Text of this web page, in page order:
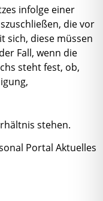
infolge einer
die vor
sich, diese müssen
Fall, wenn die
steht fest, ob,
stehen.
Portal Aktuelles